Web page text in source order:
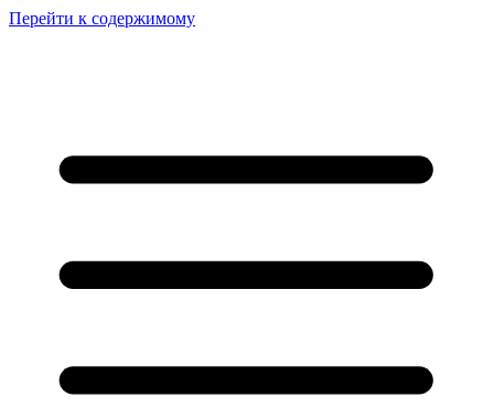
Перейти к содержимому